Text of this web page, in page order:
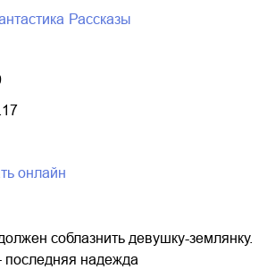
рассказы
онлайн
соблазнить девушку-землянку.
надежда